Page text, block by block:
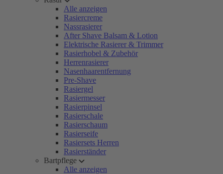
Alle anzeigen
Rasiercreme
Nassrasierer
After Shave Balsam & Lotion
Elektrische Rasierer & Trimmer
Rasierhobel & Zubehör
Herrenrasierer
Nasenhaarentfernung
Pre-Shave
Rasiergel
Rasiermesser
Rasierpinsel
Rasierschale
Rasierschaum
Rasierseife
Rasiersets Herren
Rasierständer
Bartpflege
Alle anzeigen